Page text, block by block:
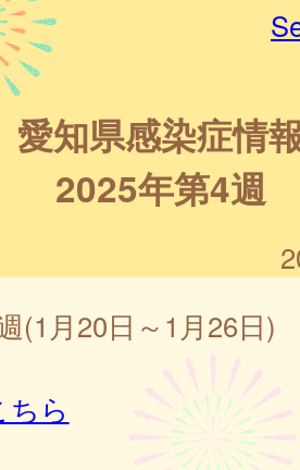
愛知県感染症情
2025年第4週
(1月20日～1月26日)
ちら